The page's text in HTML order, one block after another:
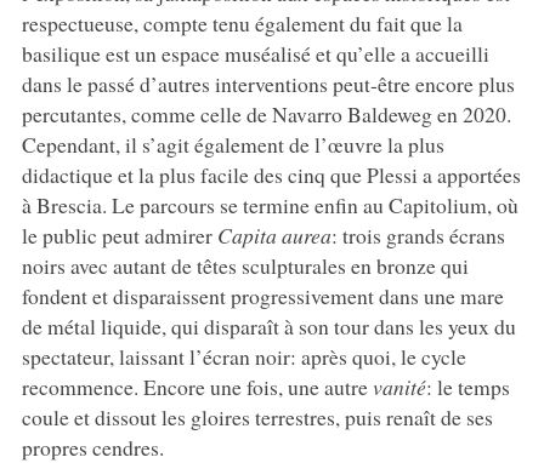
respectueuse, compte tenu également du fait que la
basilique est un espace muséalisé et qu’elle a accueilli
dans le passé d’autres interventions peut-être encore plus
percutantes, comme celle de Navarro Baldeweg en 2020.
Cependant, il s’agit également de l’œuvre la plus
didactique et la plus facile des cinq que Plessi a apportées
à Brescia. Le parcours se termine enfin au Capitolium, où
le public peut admirer Capita aurea: trois grands écrans
noirs avec autant de têtes sculpturales en bronze qui
fondent et disparaissent progressivement dans une mare
de métal liquide, qui disparaît à son tour dans les yeux du
spectateur, laissant l’écran noir: après quoi, le cycle
recommence. Encore une fois, une autrevanité: le temps
coule et dissout les gloires terrestres, puis renaît de ses
propres cendres.